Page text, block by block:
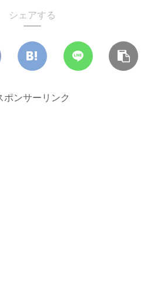
シェアする
ポンサーリンク